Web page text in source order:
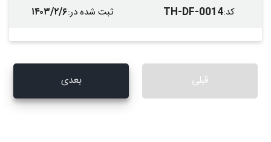
کد:
TH-DF-0014 ثبت شده در:۱۴۰۳/۲/۶
قبلی بعدی